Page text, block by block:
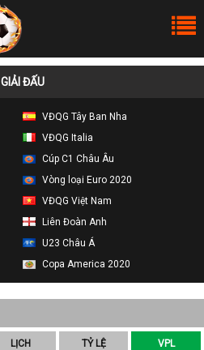
GIẢI ĐẤU
VĐQG Tây Ban Nha
VĐQG Italia
Cúp C1 Châu Âu
Vòng loại Euro 2020
VĐQG Việt Nam
Liên Đoàn Anh
U23 Châu Á
Copa America 2020
LỊCH TỶ LỆ VPL